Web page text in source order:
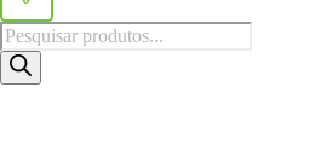
Pesquisar
produtos